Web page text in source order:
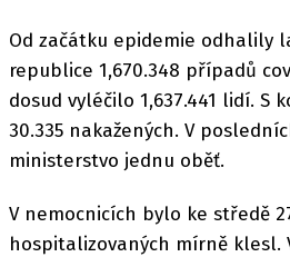
Od začátku epidemie odhalily
republice 1,670.348 případů
dosud vyléčilo 1,637.441 lidí. S
30.335 nakažených. V
ministerstvo jednu oběť.
V nemocnicích bylo ke středě
hospitalizovaných mírně klesl.